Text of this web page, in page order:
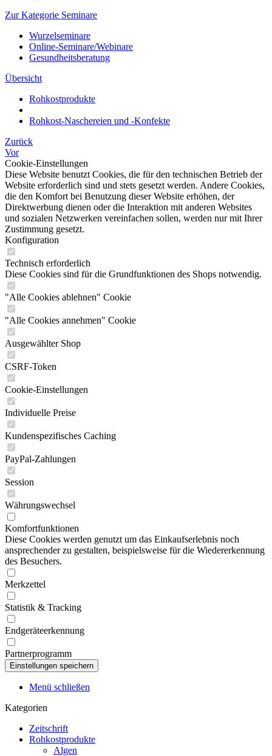
Zur Kategorie Seminare
Wurzelseminare
Online-Seminare/Webinare
Gesundheitsberatung
Übersicht
Rohkostprodukte
Rohkost-Naschereien und -Konfekte
Zurück
Vor
Cookie-Einstellungen
Diese Website benutzt Cookies, die für den technischen Betrieb der
Website erforderlich sind und stets gesetzt werden. Andere Cookies,
die den Komfort bei Benutzung dieser Website erhöhen, der
Direktwerbung dienen oder die Interaktion mit anderen Websites
und sozialen Netzwerken vereinfachen sollen, werden nur mit Ihrer
Zustimmung gesetzt.
Konfiguration
Technisch erforderlich
Diese Cookies sind für die Grundfunktionen des Shops notwendig.
"Alle Cookies ablehnen" Cookie
"Alle Cookies annehmen" Cookie
Ausgewählter Shop
CSRF-Token
Cookie-Einstellungen
Individuelle Preise
Kundenspezifisches Caching
PayPal-Zahlungen
Session
Währungswechsel
Komfortfunktionen
Diese Cookies werden genutzt um das Einkaufserlebnis noch
ansprechender zu gestalten, beispielsweise für die Wiedererkennung
des Besuchers.
Merkzettel
Statistik & Tracking
Endgeräteerkennung
Partnerprogramm
Menü schließen
Kategorien
Zeitschrift
Rohkostprodukte
Algen